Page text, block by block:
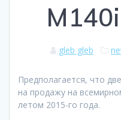
gleb gleb
Предполагается, что
на продажу на
летом 2015-го года.